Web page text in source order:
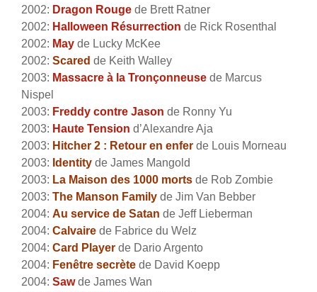
2002: Dragon Rouge de Brett Ratner
2002: Halloween Résurrection de Rick Rosenthal
2002: May de Lucky McKee
2002: Scared de Keith Walley
2003: Massacre à la Tronçonneuse de Marcus
Nispel
2003: Freddy contre Jason de Ronny Yu
2003: Haute Tension d’Alexandre Aja
2003: Hitcher 2 : Retour en enfer de Louis Morneau
2003: Identity de James Mangold
2003: La Maison des 1000 morts de Rob Zombie
2003: The Manson Family de Jim Van Bebber
2004: Au service de Satan de Jeff Lieberman
2004: Calvaire de Fabrice du Welz
2004: Card Player de Dario Argento
2004: Fenêtre secrète de David Koepp
2004: Sawde James Wan